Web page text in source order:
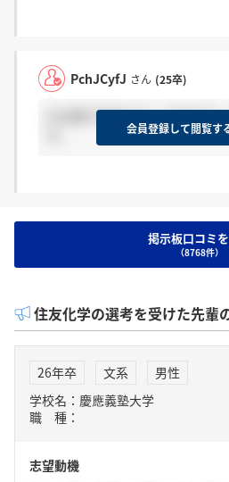
PchJCyfJ さん (25卒)
大企業で住友グループなので
会員登録して閲覧す
掲示板口コミ
（8768件）
住友化学の選考を受けた先輩
26年卒 文系
男性
学校名：慶應義塾大学
職 種：
志望動機